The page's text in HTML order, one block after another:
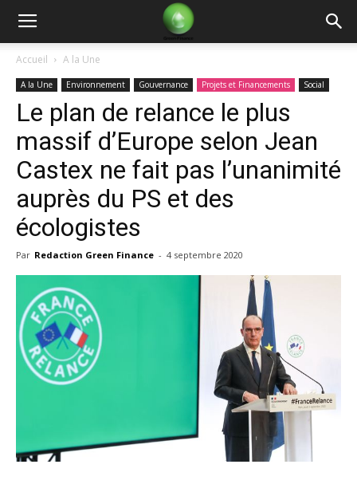
Green
Finance
Accueil A la Une
A la Une Environnement Gouvernance Projets et Financements Social
Le plan de relance le plus
massif d’Europe selon Jean
Castex ne fait pas l’unanimité
auprès du PS et des
écologistes
Par Redaction Green Finance - 4 septembre 2020